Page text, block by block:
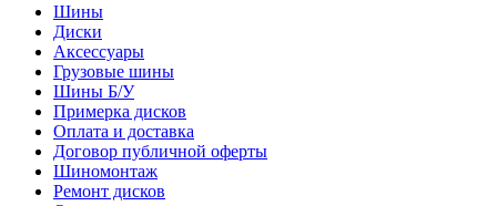
Шины
Диски
Аксессуары
Грузовые шины
Шины Б/У
Примерка дисков
Оплата и доставка
Договор публичной оферты
Шиномонтаж
Ремонт дисков